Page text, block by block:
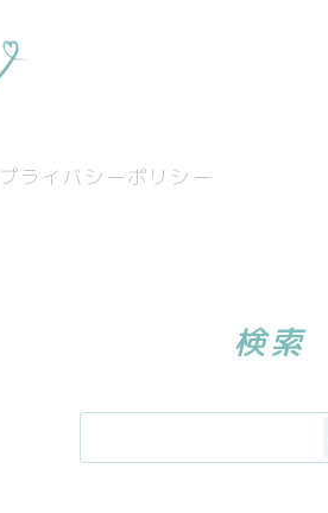
プライバシーポリシー
検索